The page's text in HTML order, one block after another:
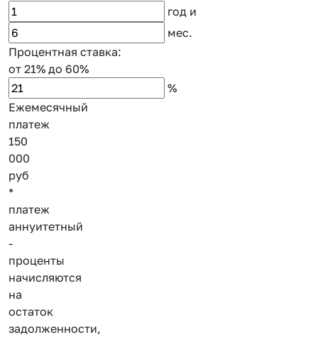
год и
мес.
Процентная ставка:
от 21% до 60%
%
Ежемесячный
платеж
150
000
руб
*
платеж
аннуитетный
-
проценты
начисляются
на
остаток
задолженности,